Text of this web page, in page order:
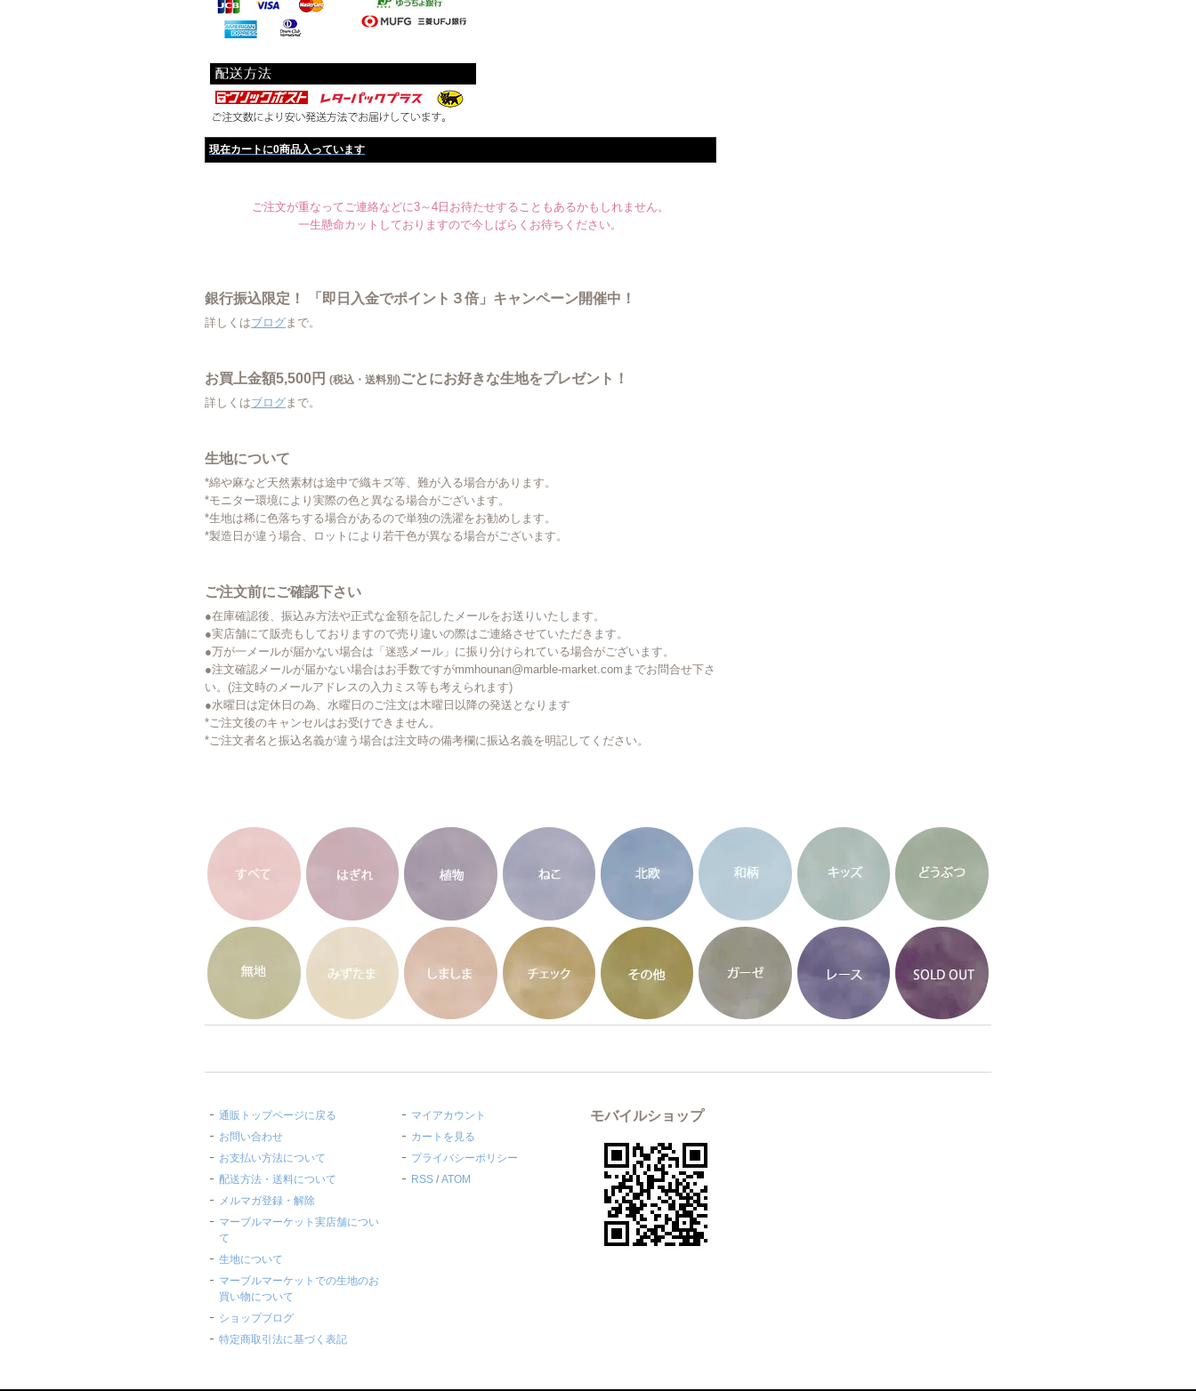
現在カートに0商品入っています
ご注文が重なってご連絡などに3～4日お待たせすることもあるかもしれません。
一生懸命カットしておりますので今しばらくお待ちください。
銀行振込限定！ 「即日入金でポイント３倍」キャンペーン開催中！
詳しくはブログまで。
お買上金額5,500円(税込・送料別)ごとにお好きな生地をプレゼント！
詳しくはブログまで。
生地について
*綿や麻など天然素材は途中で織キズ等、難が入る場合があります。
*モニター環境により実際の色と異なる場合がございます。
*生地は稀に色落ちする場合があるので単独の洗濯をお勧めします。
*製造日が違う場合、ロットにより若干色が異なる場合がございます。
ご注文前にご確認下さい
●在庫確認後、振込み方法や正式な金額を記したメールをお送りいたします。
●実店舗にて販売もしておりますので売り違いの際はご連絡させていただきます。
●万が一メールが届かない場合は「迷惑メール」に振り分けられている場合がございます。
●注文確認メールが届かない場合はお手数ですがmmhounan@marble-market.comまでお問合せ下さ
い。(注文時のメールアドレスの入力ミス等も考えられます)
●水曜日は定休日の為、水曜日のご注文は木曜日以降の発送となります
*ご注文後のキャンセルはお受けできません。
*ご注文者名と振込名義が違う場合は注文時の備考欄に振込名義を明記してください。
通販トップページに戻る
お問い合わせ
お支払い方法について
配送方法・送料について
メルマガ登録・解除
マーブルマーケット実店舗につい
て
生地について
マーブルマーケットでの生地のお
買い物について
ショップブログ
特定商取引法に基づく表記
マイアカウント
カートを見る
プライバシーポリシー
RSS /ATOM
モバイルショップ